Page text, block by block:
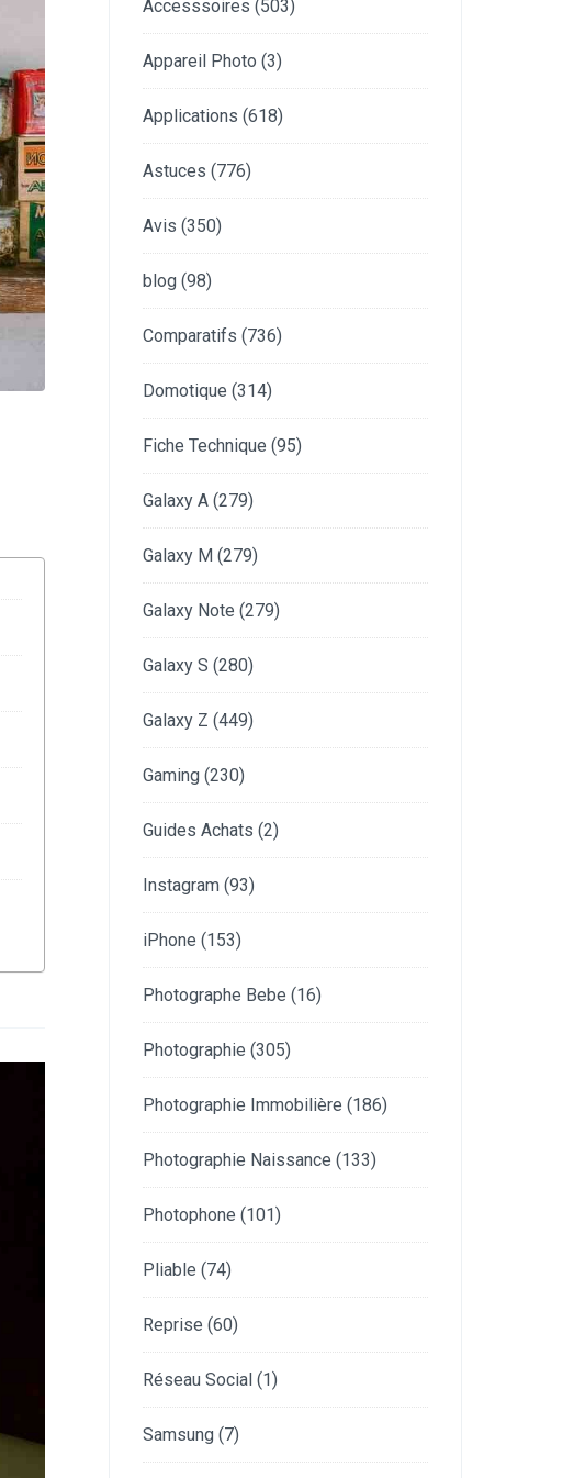
Accesssoires (503)
Appareil Photo (3)
Applications (618)
Astuces (776)
Avis (350)
blog (98)
Comparatifs (736)
Domotique (314)
Fiche Technique (95)
Galaxy A (279)
Galaxy M (279)
Galaxy Note (279)
Galaxy S (280)
Galaxy Z (449)
Gaming (230)
Guides Achats (2)
Instagram (93)
iPhone (153)
Photographe Bebe (16)
Photographie (305)
Photographie Immobilière (186)
Photographie Naissance (133)
Photophone (101)
Pliable (74)
Reprise (60)
Réseau Social (1)
Samsung (7)